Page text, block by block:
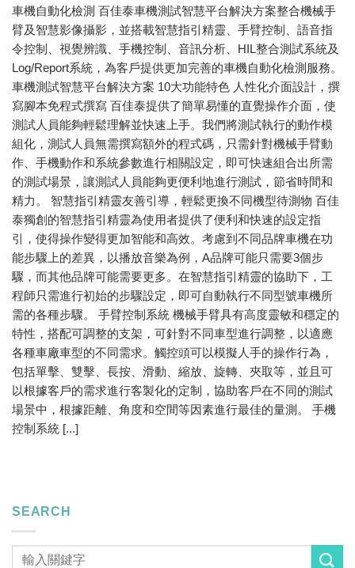
車機自動化檢測 百佳泰車機測試智慧平台解決方案整合機械手
臂及智慧影像攝影，並搭載智慧指引精靈、手臂控制、語音指
令控制、視覺辨識、手機控制、音訊分析、HIL整合測試系統及
Log/Report系統，為客戶提供更加完善的車機自動化檢測服務。
車機測試智慧平台解決方案 10大功能特色 人性化介面設計，撰
寫腳本免程式撰寫 百佳泰提供了簡單易懂的直覺操作介面，使
測試人員能夠輕鬆理解並快速上手。我們將測試執行的動作模
組化，測試人員無需撰寫額外的程式碼，只需針對機械手臂動
作、手機動作和系統參數進行相關設定，即可快速組合出所需
的測試場景，讓測試人員能夠更便利地進行測試，節省時間和
精力。 智慧指引精靈友善引導，輕鬆更換不同機型待測物 百佳
泰獨創的智慧指引精靈為使用者提供了便利和快速的設定指
引，使得操作變得更加智能和高效。考慮到不同品牌車機在功
能步驟上的差異，以播放音樂為例，A品牌可能只需要3個步
驟，而其他品牌可能需要更多。在智慧指引精靈的協助下，工
程師只需進行初始的步驟設定，即可自動執行不同型號車機所
需的各種步驟。 手臂控制系統 機械手臂具有高度靈敏和穩定的
特性，搭配可調整的支架，可針對不同車型進行調整，以適應
各種車廠車型的不同需求。觸控頭可以模擬人手的操作行為，
包括單擊、雙擊、長按、滑動、縮放、旋轉、夾取等，並且可
以根據客戶的需求進行客製化的定制，協助客戶在不同的測試
場景中，根據距離、角度和空間等因素進行最佳的量測。 手機
控制系統 [...]
SEARCH